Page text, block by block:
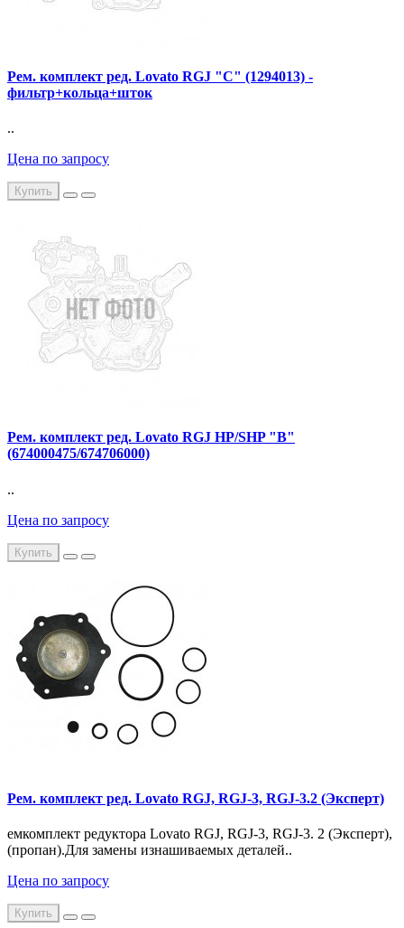
Рем. комплект ред. Lovato RGJ "С" (1294013) -
фильтр+кольца+шток
..
Цена по запросу
Купить
Рем. комплект ред. Lovato RGJ НР/SHP "В"
(674000475/674706000)
..
Цена по запросу
Купить
Рем. комплект ред. Lovato RGJ, RGJ-3, RGJ-3.2 (Эксперт)
емкомплект редуктора Lovato RGJ, RGJ-3, RGJ-3. 2 (Эксперт),
(пропан).Для замены изнашиваемых деталей..
Цена по запросу
Купить